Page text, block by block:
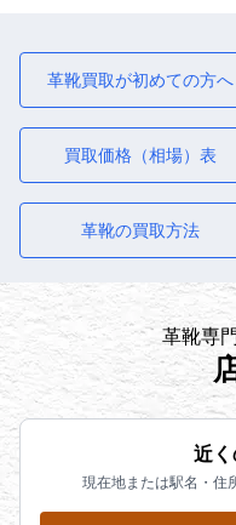
革靴買取が初めての方へ
買取価格（相場）表
革靴の買取方法
革靴専
近
現在地または駅名・住